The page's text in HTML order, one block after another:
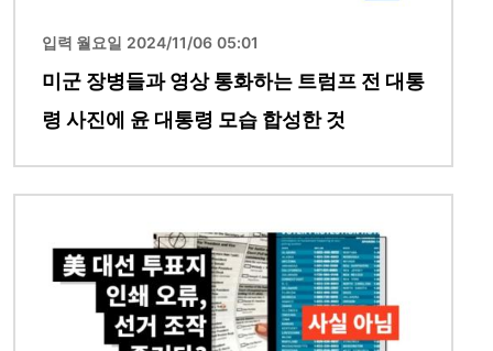
입력 월요일 2024/11/06 05:01
미군 장병들과 영상 통화하는 트럼프 전 대통
령 사진에 윤 대통령 모습 합성한 것